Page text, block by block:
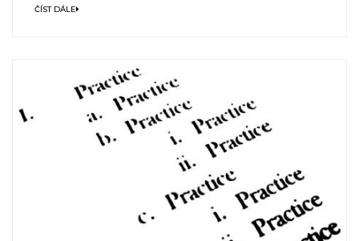
ČÍST DÁLE